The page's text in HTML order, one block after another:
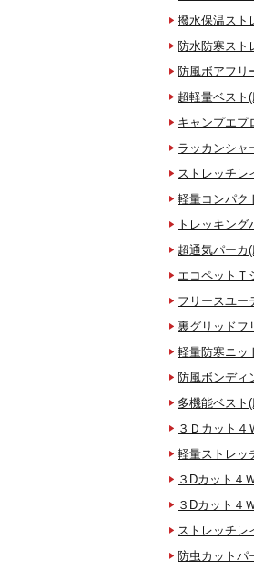
撥水保温スト
防水防寒スト
防風ボアフリ
超軽量ベスト
キャンプエプ
ラッカンシャ
ストレッチレ
軽量コンパク
トレッキング
超通気パーカ
エコペットＴ
フリースユー
裏グリッドフ
軽量防寒ニッ
防風ボンディ
多機能ベスト
３Ｄカット
軽量ストレッ
３Dカット４
３Dカット４
ストレッチレ
防虫カットパ